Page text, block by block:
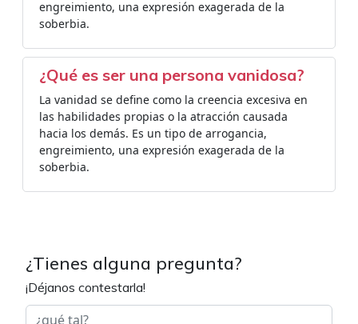
engreimiento, una expresión exagerada de la
soberbia.
¿Qué es ser una persona vanidosa?
La vanidad se define como la creencia excesiva en
las habilidades propias o la atracción causada
hacia los demás. Es un tipo de arrogancia,
engreimiento, una expresión exagerada de la
soberbia.
¿Tienes alguna pregunta?
¡Déjanos contestarla!